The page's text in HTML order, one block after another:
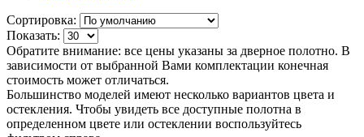
Сортировка:
Показать:
Обратите внимание: все цены указаны за дверное полотно. В
зависимости от выбранной Вами комплектации конечная
стоимость может отличаться.
Большинство моделей имеют несколько вариантов цвета и
остекления. Чтобы увидеть все доступные полотна в
определенном цвете или остеклении воспользуйтесь